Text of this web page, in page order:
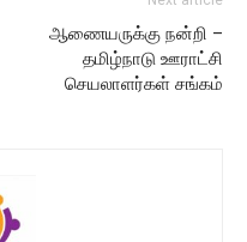
ஆணையருக்கு நன்றி –
தமிழ்நாடு ஊராட்சி
செயலாளர்கள் சங்கம்